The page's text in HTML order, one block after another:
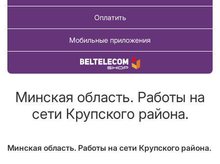
Оплатить
Мобильные приложения
Купить товар
Минская область. Работы на
сети Крупского района.
Минская область. Работы на сети Крупского района.